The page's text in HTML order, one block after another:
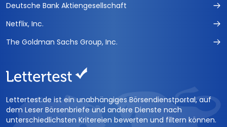
Deutsche Bank Aktiengesellschaft
Netflix, Inc.
The Goldman Sachs Group, Inc.
Lettertest.de ist ein unabhängiges Börsendienstportal, auf
dem Leser Börsenbriefe und andere Dienste nach
unterschiedlichsten Kritereien bewerten und filtern können.